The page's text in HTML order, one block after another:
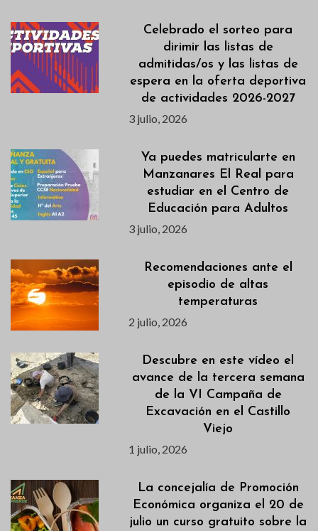
Celebrado el sorteo para
dirimir las listas de
admitidas/os y las listas de
espera en la oferta deportiva
de actividades 2026-2027
3 julio, 2026
Ya puedes matricularte en
Manzanares El Real para
estudiar en el Centro de
Educación para Adultos
3 julio, 2026
Recomendaciones ante el
episodio de altas
temperaturas
2 julio, 2026
Descubre en este vídeo el
avance de la tercera semana
de la VI Campaña de
Excavación en el Castillo
Viejo
1 julio, 2026
La concejalía de Promoción
Económica organiza el 20 de
julio un curso gratuito sobre la